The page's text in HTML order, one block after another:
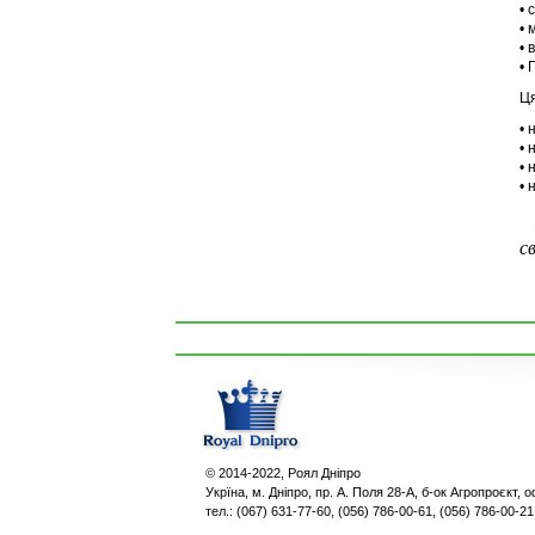
•
•
•
•
•
•
•
•
© 2014-2022, Роял Дніпро
Укpїна, м. Дніпро, пр. А. Поля 28-А, б-ок Агропроєкт,
тел.: (067) 631-77-60, (056) 786-00-61, (056) 786-00-21